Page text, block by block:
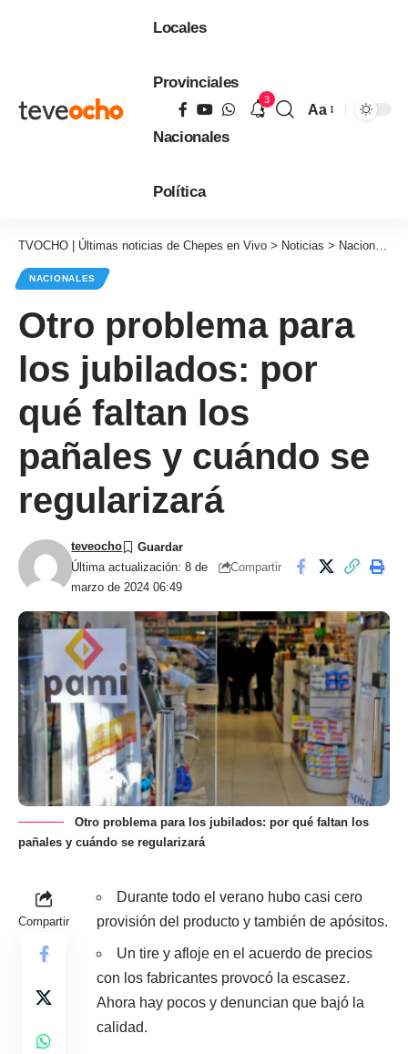
Locales
Provinciales
Nacionales
Política
3
Aa
TVOCHO | Últimas noticias de Chepes en Vivo > Noticias > Nacionales
NACIONALES
Otro problema para
los jubilados: por
qué faltan los
pañales y cuándo se
regularizará
Última actualización: 8 de
marzo de 2024 06:49
teveocho
Compartir
Otro problema para los jubilados: por qué faltan los
pañales y cuándo se regularizará
Compartir
Durante todo el verano hubo casi cero
provisión del producto y también de apósitos.
Un tire y afloje en el acuerdo de precios
con los fabricantes provocó la escasez.
Ahora hay pocos y denuncian que bajó la
calidad.